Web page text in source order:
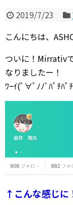
2019/7/23
こんにちは、
ついに！Mirrativ
なりましたー！
ﾜｰｲ(ﾟ∀ﾟﾉﾉﾞﾊﾟﾁﾊﾟ
↑こんな感じに